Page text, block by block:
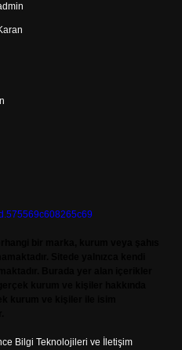
Bilgi Teknolojileri ve İletişim